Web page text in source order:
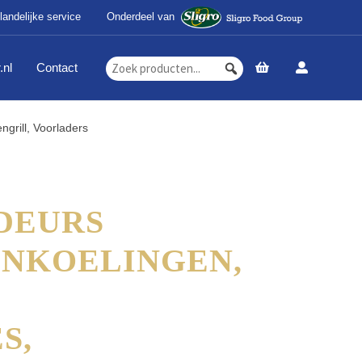
service Onderdeel van
Contact
Voorladers